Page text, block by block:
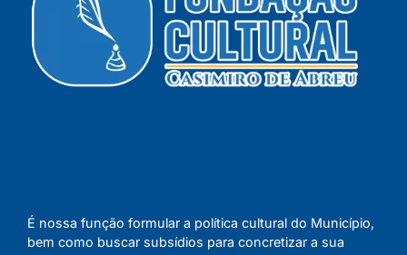
É nossa função formular a política cultural do Município,
bem como buscar subsídios para concretizar a sua